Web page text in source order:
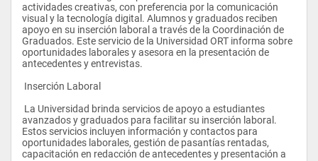
actividades creativas, con preferencia por la comunicación
visual y la tecnología digital. Alumnos y graduados reciben
apoyo en su inserción laboral a través de la Coordinación de
Graduados. Este servicio de la Universidad ORT informa sobre
oportunidades laborales y asesora en la presentación de
antecedentes y entrevistas.
Inserción Laboral
avanzados y graduados para facilitar su inserción laboral.
Estos servicios incluyen información y contactos para
oportunidades laborales, gestión de pasantías rentadas,
capacitación en redacción de antecedentes y presentación a